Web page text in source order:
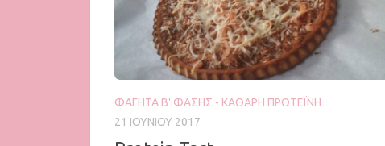
ΦΑΓΗΤΆ Β' ΦΆΣΗΣ - ΚΑΘΑΡΉ ΠΡΩΤΕΪ́ΝΗ
21 ΙΟΥΝΊΟΥ 2017